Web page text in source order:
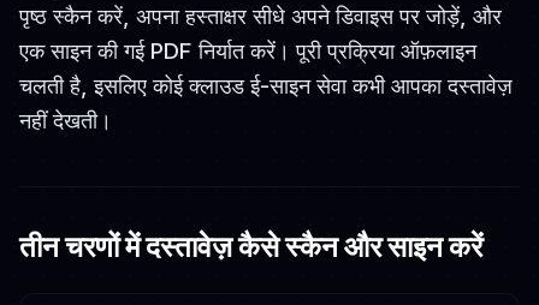
पृष्ठ स्कैन करें, अपना हस्ताक्षर सीधे अपने डिवाइस पर जोड़ें, और
एक साइन की गई PDF निर्यात करें। पूरी प्रक्रिया ऑफ़लाइन
चलती है, इसलिए कोई क्लाउड ई-साइन सेवा कभी आपका दस्तावेज़
नहीं देखती।
तीन चरणों में दस्तावेज़ कैसे स्कैन और साइन करें